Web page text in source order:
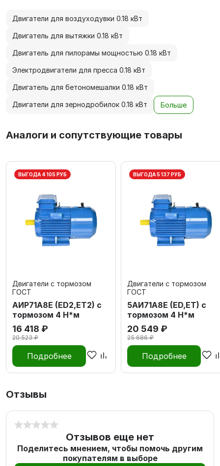
Двигатели для воздуходувки 0.18 кВт
Двигатель для вытяжки 0.18 кВт
Двигатель для пилорамы мощностью 0.18 кВт
Электродвигатели для пресса 0.18 кВт
Двигатель для бетономешалки 0.18 кВт
Двигатели для зернодробилок 0.18 кВт Больше
Аналоги и сопутствующие товары
ВЫГОДА 4 105 РУБ
Двигатели с тормозом
ГОСТ
АИР71A8E (ED2,ET2) с
тормозом 4 Н*м
16 418 ₽
20 523 ₽
Подробнее
ВЫГОДА 5 137 РУБ
Двигатели с тормозом
ГОСТ
5АИ71A8E (ED,ET) с
тормозом 4 Н*м
20 549 ₽
25 686 ₽
Подробнее
Отзывы
Отзывов еще нет
Поделитесь мнением, чтобы помочь другим
покупателям в выборе